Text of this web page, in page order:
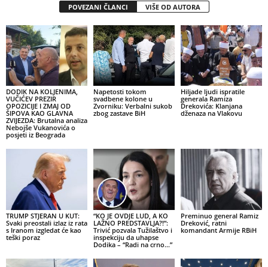
POVEZANI ČLANCI VIŠE OD AUTORA
DODIK NA KOLJENIMA,
VUČIĆEV PREZIR
OPOZICIJE I ZMAJ OD
ŠIPOVA KAO GLAVNA
ZVIJEZDA: Brutalna analiza
Nebojše Vukanovića o
posjeti iz Beograda
Napetosti tokom
svadbene kolone u
Zvorniku: Verbalni sukob
zbog zastave BiH
Hiljade ljudi ispratile
generala Ramiza
Drekovića: Klanjana
dženaza na Vlakovu
TRUMP STJERAN U KUT:
Svaki preostali izlaz iz rata
s Iranom izgledat će kao
teški poraz
“KO JE OVDJE LUD, A KO
LAŽNO PREDSTAVLJA?!”:
Trivić pozvala Tužilaštvo i
inspekciju da uhapse
Dodika – “Radi na crno…”
Preminuo general Ramiz
Dreković, ratni
komandant Armije RBiH